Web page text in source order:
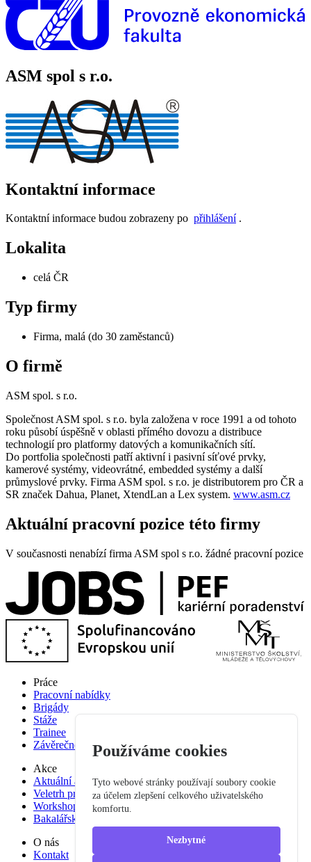
ASM spol s r.o.
Kontaktní informace
Kontaktní informace budou zobrazeny po přihlášení.
Lokalita
celá ČR
Typ firmy
Firma, malá (do 30 zaměstanců)
O firmě
ASM spol. s r.o.
Společnost ASM spol. s r.o. byla založena v roce 1991 a od tohoto
roku působí úspěšně v oblasti přímého dovozu a distribuce
technologií pro platformy datových a komunikačních sítí.
Do portfolia společnosti patří aktivní i pasivní síťové prvky,
kamerové systémy, videovrátné, embedded systémy a další
průmyslové prvky. Firma ASM spol. s r.o. je distributorem pro ČR a
SR značek Dahua, Planet, XtendLan a Lex system. www.asm.cz
Aktuální pracovní pozice této firmy
V současnosti nenabízí firma ASM spol s r.o. žádné pracovní pozice
Práce
Pracovní nabídky
Brigády
Stáže
Trainee
Závěrečné práce
Akce
Aktuální akce
Veletrh pracovních příležitostí
Workshop studium pro praxi
Bakalářská praxe
O nás
Kontakt
Používáme cookies
Tyto webové stránky používají soubory cookie
za účelem zlepšení celkového uživatelského
komfortu.
Nezbytné